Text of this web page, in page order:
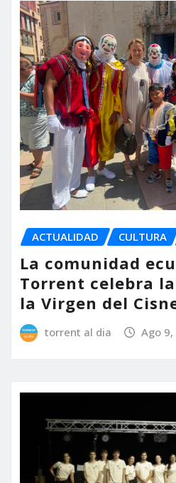
ACTUALIDAD CULTURA
La comunidad
Torrent celebra
la Virgen del
torrent al dia Ago